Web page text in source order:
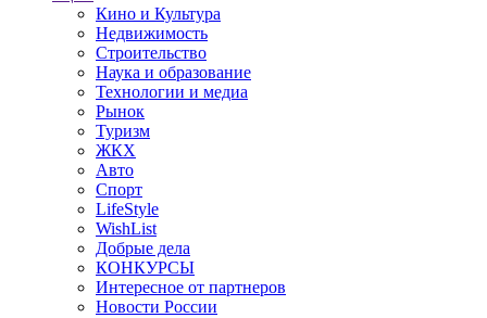
Кино и Культура
Недвижимость
Строительство
Наука и образование
Технологии и медиа
Рынок
Туризм
ЖКХ
Авто
Спорт
LifeStyle
WishList
Добрые дела
КОНКУРСЫ
Интересное от партнеров
Новости России